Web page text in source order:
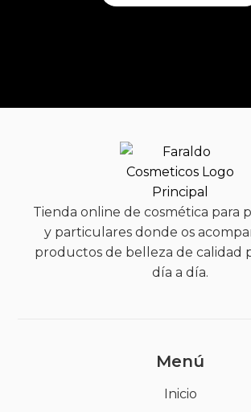
Tienda online de cosmética para
y particulares donde os
productos de belleza de calidad
día a día.
Menú
Inicio